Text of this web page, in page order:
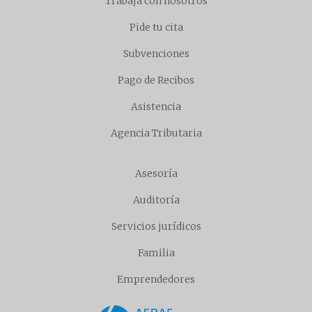
Pide tu cita
Subvenciones
Pago de Recibos
Asistencia
Agencia Tributaria
Asesoría
Auditoría
Servicios jurídicos
Familia
Emprendedores